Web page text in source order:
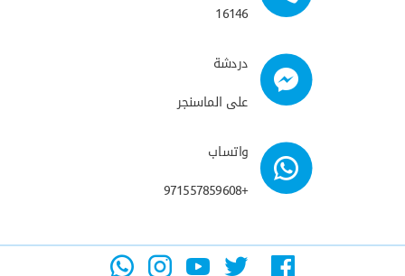
16146
دردشة
على الماسنجر
واتساب
+971557859608